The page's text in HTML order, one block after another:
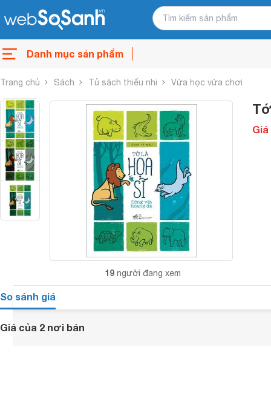
Danh mục sản phẩm
Trang chủ Sách Tủ sách thiếu nhi Vừa học vừa chơi
19 người đang xem
So sánh giá
Giá của 2 nơi bán